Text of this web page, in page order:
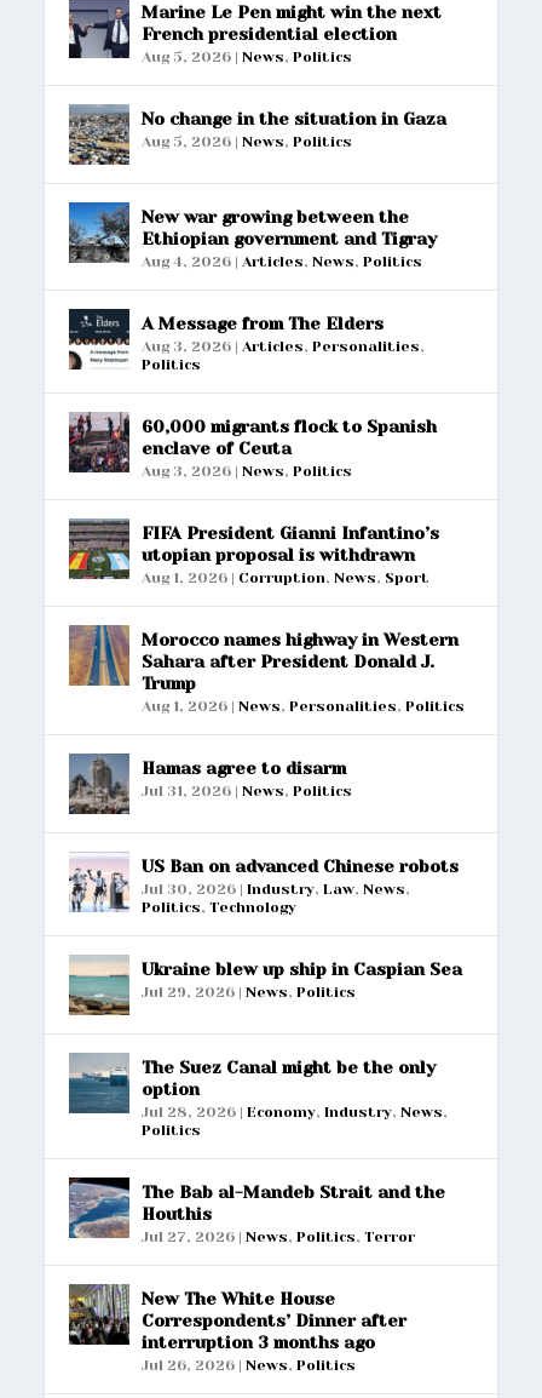
Marine Le Pen might win the next
French presidential election
Aug 5, 2026 |News,Politics
No change in the situation in Gaza
Aug 5, 2026 |News,Politics
New war growing between the
Ethiopian government and Tigray
Aug 4, 2026 | Articles,News,Politics
A Message from The Elders
Aug 3, 2026 | Articles,Personalities,
Politics
60,000 migrants flock to Spanish
enclave of Ceuta
Aug 3, 2026 |News,Politics
FIFA President Gianni Infantino’s
utopian proposal is withdrawn
Aug 1, 2026 | Corruption,News, Sport
Morocco names highway in Western
Sahara after President Donald J.
Trump
Aug 1, 2026 |News,Personalities,Politics
Hamas agree to disarm
Jul 31, 2026 |News,Politics
US Ban on advanced Chinese robots
Jul 30, 2026 |Industry,Law,News,
Politics,Technology
Ukraine blew up ship in Caspian Sea
Jul 29, 2026 |News,Politics
The Suez Canal might be the only
option
Jul 28, 2026 |Economy,Industry,News,
Politics
The Bab al-Mandeb Strait and the
Houthis
Jul 27, 2026 |News,Politics,Terror
New The White House
Correspondents’ Dinner after
interruption 3 months ago
Jul 26, 2026 |News,Politics